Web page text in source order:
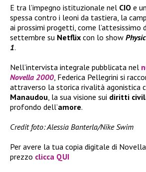
E tra l’impegno istituzionale nel CIO e
spessa contro i leoni da tastiera, la
ai prossimi progetti, come l’attesissimo
settembre su Netflix con lo show
1.
Nell’intervista integrale pubblicata nel
Novella 2000, Federica Pellegrini si
attraverso la storica rivalità agonistica
Manaudou, la sua visione sui diritti
profondo dell’amore.
Credit foto: Alessia Banterla/Nike Swim
Per avere la tua copia digitale di
prezzo clicca QUI